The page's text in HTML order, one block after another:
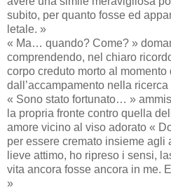
subito, per quanto fosse ed
letale. »
« Ma… quando? Come? »
comprendendo, nel chiaro
corpo creduto morto al momento
dall’accampamento nella
« Sono stato fortunato… »
la propria fronte contro quella
amore vicino al viso adorato «
per essere cremato insieme agli
lieve attimo, ho ripreso i sensi,
vita ancora fosse ancora in me.
»